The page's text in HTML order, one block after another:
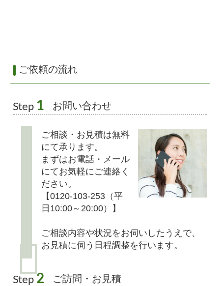
ご依頼の流れ
Step 1 お問い合わせ
ご相談・お見積は無料
にて承ります。
まずはお電話・メール
にてお気軽にご連絡く
ださい。
【0120-103-253（平
日10:00～20:00）】
ご相談内容や状況をお伺いしたうえで、
お見積に伺う日程調整を行います。
Step 2 ご訪問・お見積